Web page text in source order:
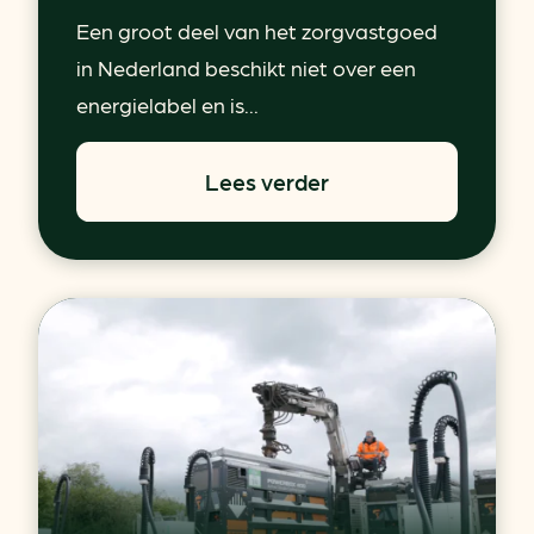
Een groot deel van het zorgvastgoed
in Nederland beschikt niet over een
energielabel en is...
Lees verder